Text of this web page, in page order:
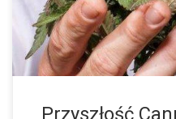
najlepszym interesie
Ibach, podsekretarz stanu w
Ibach dodał, że Biały Dom nie
Przyszłość